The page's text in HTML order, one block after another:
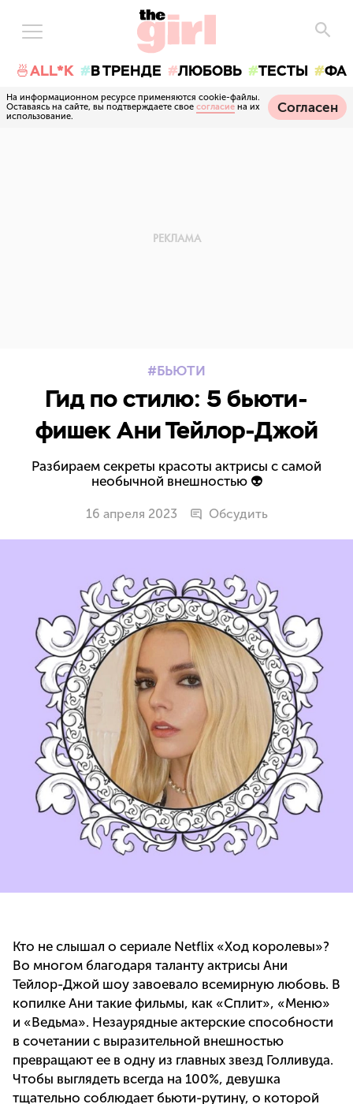
🍜ALL*K В ТРЕНДЕ ЛЮБОВЬ ТЕСТЫ
На информационном ресурсе применяются cookie-файлы.
Оставаясь на сайте, вы подтверждаете свое согласие на их
использование.
Согласен
БЬЮТИ
Гид по стилю: 5 бьюти-
фишек Ани Тейлор-Джой
Разбираем секреты красоты актрисы с самой
необычной внешностью 👽
16 апреля 2023 Обсудить
Кто не слышал о сериале Netflix «Ход королевы»?
Во многом благодаря таланту актрисы Ани
Тейлор-Джой шоу завоевало всемирную любовь. В
копилке Ани такие фильмы, как «Сплит», «Меню»
и «Ведьма». Незаурядные актерские способности
в сочетании с выразительной внешностью
превращают ее в одну из главных звезд Голливуда.
Чтобы выглядеть всегда на 100%, девушка
тщательно соблюдает бьюти-рутину, о которой